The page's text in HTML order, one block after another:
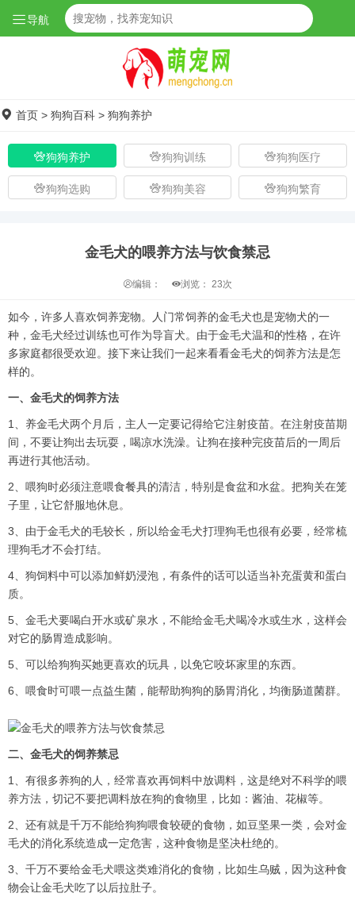
导航
首页 > 狗狗百科 > 狗狗养护
狗狗养护 狗狗训练 狗狗医疗
狗狗选购 狗狗美容 狗狗繁育
金毛犬的喂养方法与饮食禁忌
编辑： 浏览： 23次
如今，许多人喜欢饲养宠物。人门常饲养的金毛犬也是宠物犬的一
种，金毛犬经过训练也可作为导盲犬。由于金毛犬温和的性格，在许
多家庭都很受欢迎。接下来让我们一起来看看金毛犬的饲养方法是怎
样的。
一、金毛犬的饲养方法
1、养金毛犬两个月后，主人一定要记得给它注射疫苗。在注射疫苗期
间，不要让狗出去玩耍，喝凉水洗澡。让狗在接种完疫苗后的一周后
再进行其他活动。
2、喂狗时必须注意喂食餐具的清洁，特别是食盆和水盆。把狗关在笼
子里，让它舒服地休息。
3、由于金毛犬的毛较长，所以给金毛犬打理狗毛也很有必要，经常梳
理狗毛才不会打结。
4、狗饲料中可以添加鲜奶浸泡，有条件的话可以适当补充蛋黄和蛋白
质。
5、金毛犬要喝白开水或矿泉水，不能给金毛犬喝冷水或生水，这样会
对它的肠胃造成影响。
5、可以给狗狗买她更喜欢的玩具，以免它咬坏家里的东西。
6、喂食时可喂一点益生菌，能帮助狗狗的肠胃消化，均衡肠道菌群。
二、金毛犬的饲养禁忌
1、有很多养狗的人，经常喜欢再饲料中放调料，这是绝对不科学的喂
养方法，切记不要把调料放在狗的食物里，比如：酱油、花椒等。
2、还有就是千万不能给狗狗喂食较硬的食物，如豆坚果一类，会对金
毛犬的消化系统造成一定危害，这种食物是坚决杜绝的。
3、千万不要给金毛犬喂这类难消化的食物，比如生乌贼，因为这种食
物会让金毛犬吃了以后拉肚子。